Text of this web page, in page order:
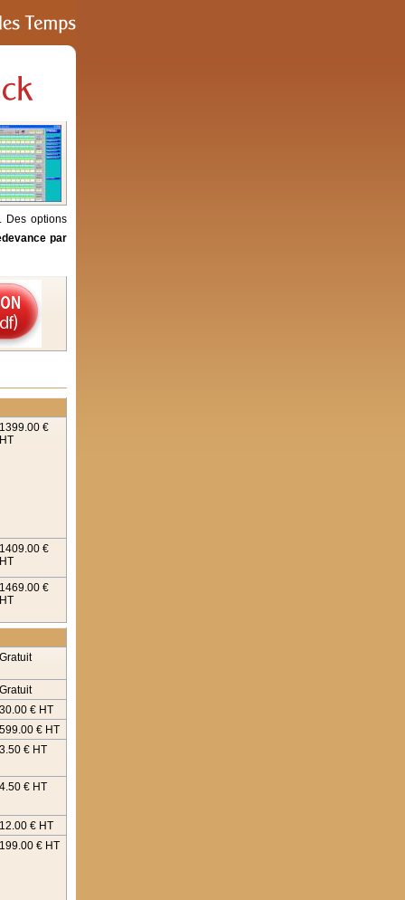
Des options
par
1399.00 €
HT
1409.00 €
HT
1469.00 €
HT
Gratuit
Gratuit
30.00 € HT
599.00 € HT
3.50 € HT
4.50 € HT
12.00 € HT
199.00 € HT